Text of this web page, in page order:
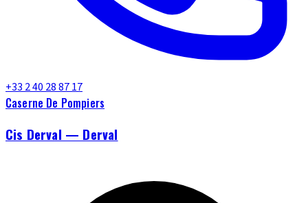
+33 2 40 28 87 17
Caserne De Pompiers
Cis Derval — Derval